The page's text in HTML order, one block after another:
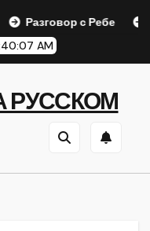
Разговор с Ребе
AM
РУССКОМ